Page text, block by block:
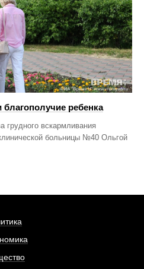
ребенка
грудного вскармливания
больницы №40 Ольгой